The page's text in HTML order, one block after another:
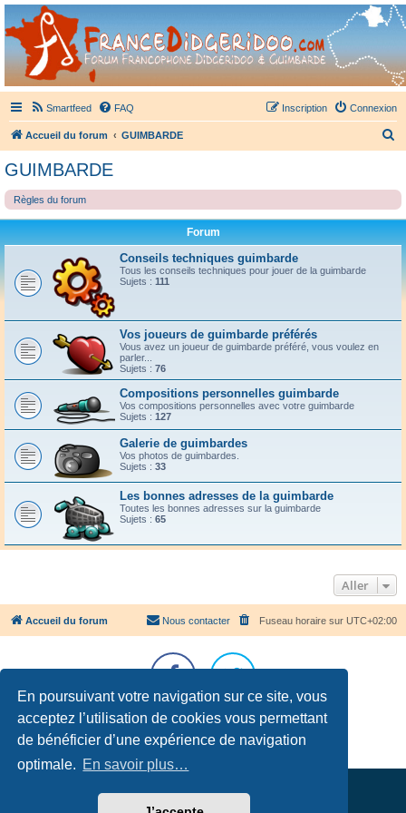
En poursuivant votre navigation sur ce site, vous
acceptez l’utilisation de cookies vous permettant
de bénéficier d’une expérience de navigation
optimale. En savoir plus…
France Didgeridoo
Didgeridoo et Guimbarde sur France Didgeridoo - retrouvez la communauté.
Smartfeed FAQ Connexion
Inscription
Accueil du forum GUIMBARDE
e
r
GUIMBARDE
Règles du forum
Forum
Conseils techniques guimbarde
Tous les conseils techniques pour jouer de la guimbarde
Sujets : 111
Vos joueurs de guimbarde préférés
Vous avez un joueur de guimbarde préféré, vous voulez en
parler...
Sujets : 76
Compositions personnelles guimbarde
Vos compositions personnelles avec votre guimbarde
Sujets : 127
Galerie de guimbardes
Vos photos de guimbardes.
Sujets : 33
Les bonnes adresses de la guimbarde
Toutes les bonnes adresses sur la guimbarde
Sujets : 65
Aller
Accueil du forum Fuseau horaire sur UTC+02:00
Nous contacter
Développé parphpBB® Forum Software © phpBB Limited
Traduction française officielle©Qiaeru